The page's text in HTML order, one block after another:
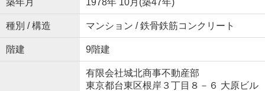
種別 / 構造 マンション / 鉄骨鉄筋コンクリート
階建 9階建
有限会社城北商事不動産部
東京都台東区根岸３丁目８－６ 大原ビル